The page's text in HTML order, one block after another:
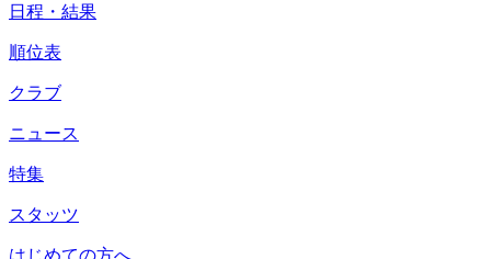
日程・結果
順位表
クラブ
ニュース
特集
スタッツ
はじめての方へ